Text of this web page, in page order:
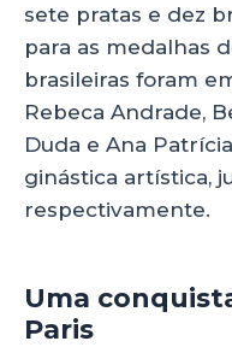
sete pratas e dez
para as medalhas
brasileiras foram
Rebeca Andrade,
Duda e Ana
ginástica artística,
respectivamente.
Uma
Paris